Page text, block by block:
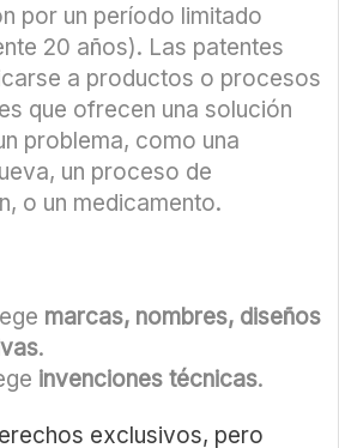
por un período limitado
20 años). Las patentes
a productos o procesos
que ofrecen una solución
problema, como una
un proceso de
o un medicamento.
marcas, nombres, diseños
.
invenciones técnicas.
exclusivos, pero